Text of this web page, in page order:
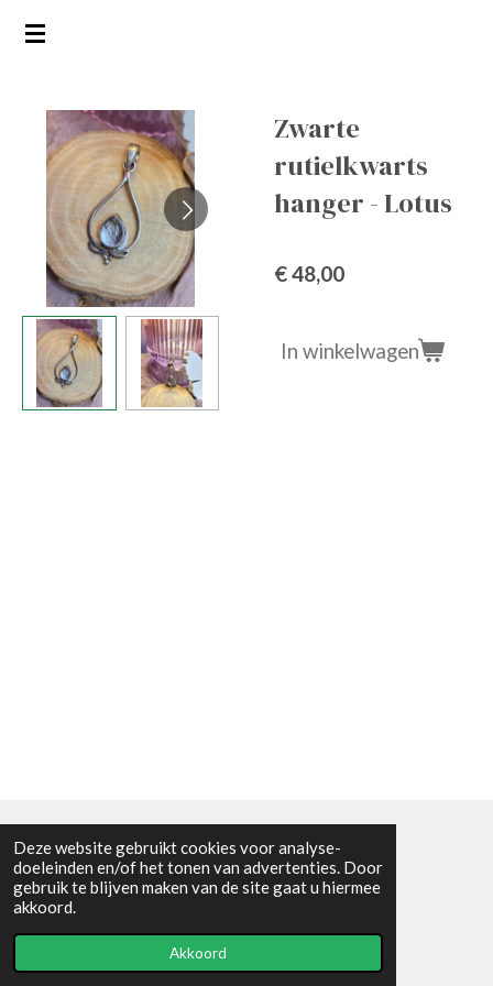
Deze website gebruikt cookies voor analyse-
doeleinden en/of het tonen van advertenties. Door
gebruik te blijven maken van de site gaat u hiermee
akkoord.
Akkoord
Ga
hoofdinhoud
Zwarte
rutielkwarts
hanger - Lotus
€ 48,00
In winkelwagen
Algemene voorwaarden
© 2021 - RC en mineralenshop Het vlinderpad